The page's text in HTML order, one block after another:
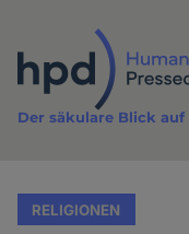
Inhalt
Der säkulare Blick auf
RELIGIONEN